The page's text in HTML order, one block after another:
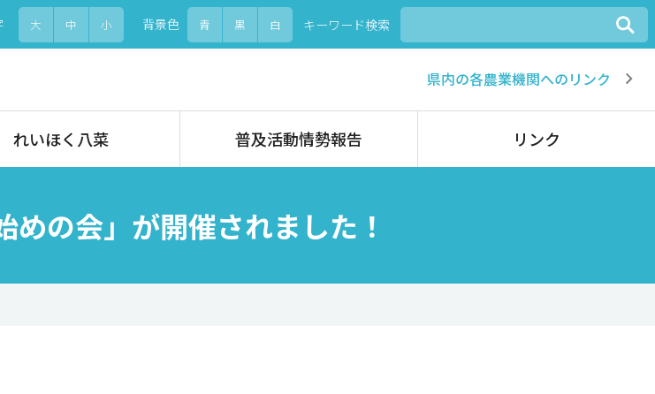
キーワード検索
背景色 青 黒 白
大 中 小
県内の各農業機関へのリンク
れいほく八菜 普及活動情勢報告 リンク
の会」が開催されました！